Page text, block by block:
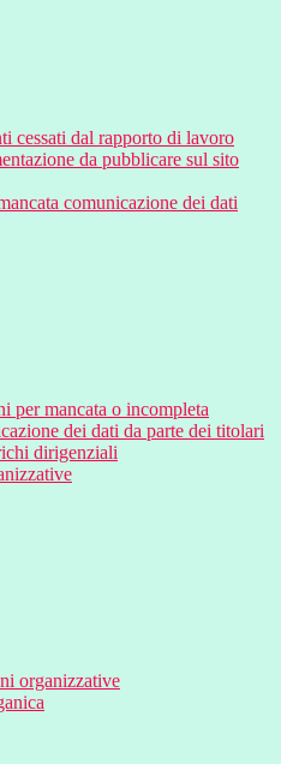
cessati dal rapporto di lavoro
da pubblicare sul sito
comunicazione dei dati
per mancata o incompleta
dei dati da parte dei titolari
dirigenziali
organizzative